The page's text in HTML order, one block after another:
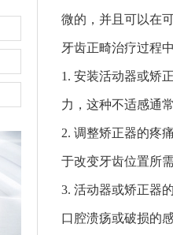
微的，并且可以在
牙齿正畸治疗过程
1. 安装活动器或矫
力，这种不适感通
2. 调整矫正器的疼
于改变牙齿位置所
3. 活动器或矫正器
口腔溃疡或破损的